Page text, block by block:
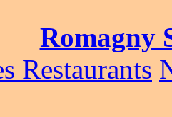
Romagny
Restaurants